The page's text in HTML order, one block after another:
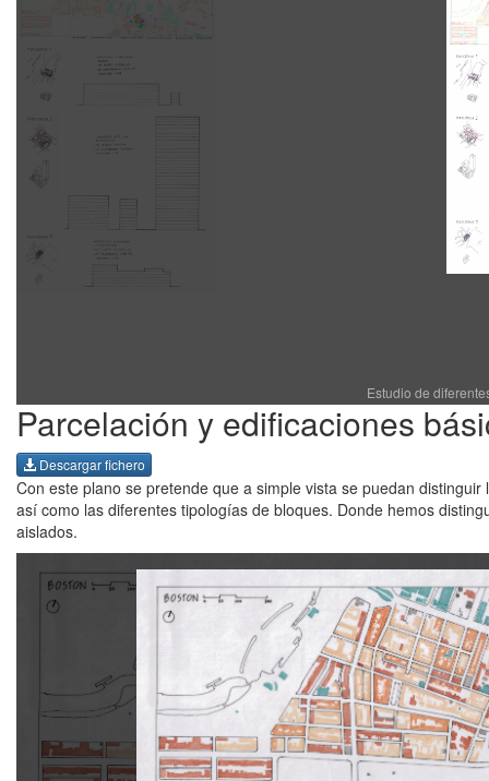
Estudio de
Parcelación y edificaciones
Descargar fichero
Con este plano se pretende que a simple vista se puedan
así como las diferentes tipologías de bloques. Donde hemos
aislados.